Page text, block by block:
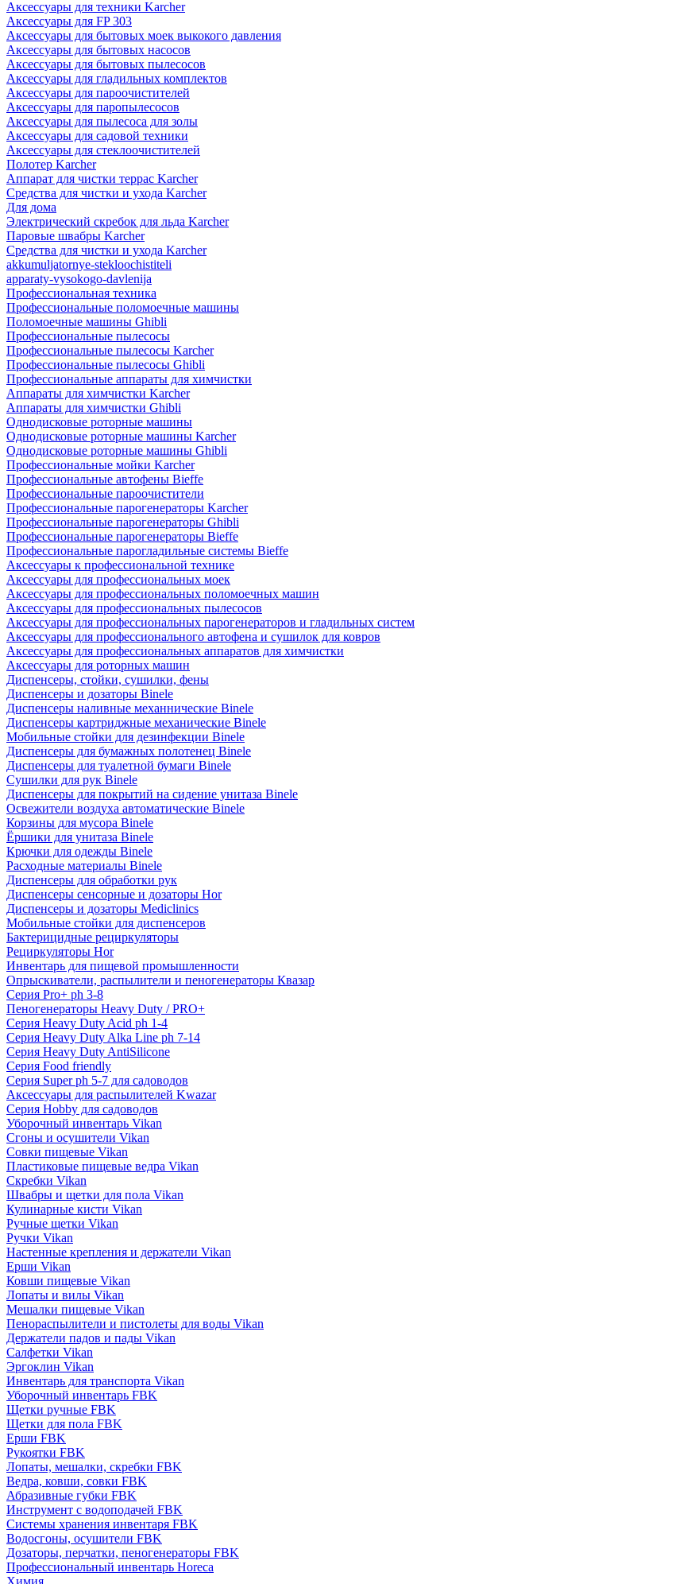
Аксессуары для техники Karcher
Аксессуары для FP 303
Аксессуары для бытовых моек выкокого давления
Аксессуары для бытовых насосов
Аксессуары для бытовых пылесосов
Аксессуары для гладильных комплектов
Аксессуары для пароочистителей
Аксессуары для паропылесосов
Аксессуары для пылесоса для золы
Аксессуары для садовой техники
Аксессуары для стеклоочистителей
Полотер Karcher
Аппарат для чистки террас Karcher
Средства для чистки и ухода Karcher
Для дома
Электрический скребок для льда Karcher
Паровые швабры Karcher
Средства для чистки и ухода Karcher
akkumuljatornye-stekloochistiteli
apparaty-vysokogo-davlenija
Профессиональная техника
Профессиональные поломоечные машины
Поломоечные машины Ghibli
Профессиональные пылесосы
Профессиональные пылесосы Karcher
Профессиональные пылесосы Ghibli
Профессиональные аппараты для химчистки
Аппараты для химчистки Karcher
Аппараты для химчистки Ghibli
Однодисковые роторные машины
Однодисковые роторные машины Karcher
Однодисковые роторные машины Ghibli
Профессиональные мойки Karcher
Профессиональные автофены Bieffe
Профессиональные пароочистители
Профессиональные парогенераторы Karcher
Профессиональные парогенераторы Ghibli
Профессиональные парогенераторы Bieffe
Профессиональные парогладильные системы Bieffe
Аксессуары к профессиональной технике
Аксессуары для профессиональных моек
Аксессуары для профессиональных поломоечных машин
Аксессуары для профессиональных пылесосов
Аксессуары для профессиональных парогенераторов и гладильных систем
Аксессуары для профессионального автофена и сушилок для ковров
Аксессуары для профессиональных аппаратов для химчистки
Аксессуары для роторных машин
Диспенсеры, стойки, сушилки, фены
Диспенсеры и дозаторы Binele
Диспенсеры наливные механнические Binele
Диспенсеры картриджные механические Binele
Мобильные стойки для дезинфекции Binele
Диспенсеры для бумажных полотенец Binele
Диспенсеры для туалетной бумаги Binele
Сушилки для рук Binele
Диспенсеры для покрытий на сидение унитаза Binele
Освежители воздуха автоматические Binele
Корзины для мусора Binele
Ёршики для унитаза Binele
Крючки для одежды Binele
Расходные материалы Binele
Диспенсеры для обработки рук
Диспенсеры сенсорные и дозаторы Hor
Диспенсеры и дозаторы Mediclinics
Мобильные стойки для диспенсеров
Бактерицидные рециркуляторы
Рециркуляторы Hor
Инвентарь для пищевой промышленности
Опрыскиватели, распылители и пеногенераторы Квазар
Серия Pro+ ph 3-8
Пеногенераторы Heavy Duty / PRO+
Серия Heavy Duty Acid ph 1-4
Серия Heavy Duty Alka Line ph 7-14
Серия Heavy Duty AntiSilicone
Серия Food friendly
Серия Super ph 5-7 для садоводов
Аксессуары для распылителей Kwazar
Серия Hobby для садоводов
Уборочный инвентарь Vikan
Сгоны и осушители Vikan
Совки пищевые Vikan
Пластиковые пищевые ведра Vikan
Скребки Vikan
Швабры и щетки для пола Vikan
Кулинарные кисти Vikan
Ручные щетки Vikan
Ручки Vikan
Настенные крепления и держатели Vikan
Ерши Vikan
Ковши пищевые Vikan
Лопаты и вилы Vikan
Мешалки пищевые Vikan
Пенораспылители и пистолеты для воды Vikan
Держатели падов и пады Vikan
Салфетки Vikan
Эргоклин Vikan
Инвентарь для транспорта Vikan
Уборочный инвентарь FBK
Щетки ручные FBK
Щетки для пола FBK
Ерши FBK
Рукоятки FBK
Лопаты, мешалки, скребки FBK
Ведра, ковши, совки FBK
Абразивные губки FBK
Инструмент с водоподачей FBK
Системы хранения инвентаря FBK
Водосгоны, осушители FBK
Дозаторы, перчатки, пеногенераторы FBK
Профессиональный инвентарь Horeca
Химия